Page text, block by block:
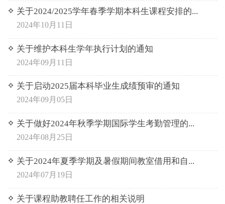
关于2024/2025学年春季学期本科生课程安排的...
2024年10月11日
关于维护本科生学年执行计划的通知
2024年09月11日
关于启动2025届本科毕业生成绩预审的通知
2024年09月05日
关于做好2024年秋季学期国际学生考勤管理的...
2024年08月25日
关于2024年夏季学期及暑假期间教室借用和自...
2024年07月19日
关于课程助教聘任工作的相关说明